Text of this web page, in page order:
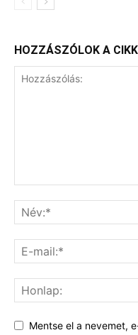
HOZZÁSZÓLOK A
Mentse el a nevemet,